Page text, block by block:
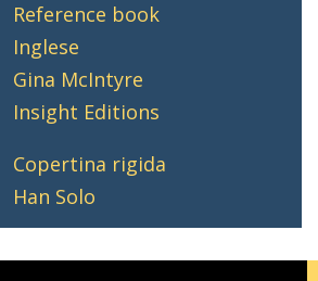
Reference book
Inglese
Gina McIntyre
Insight Editions
Copertina rigida
Han Solo